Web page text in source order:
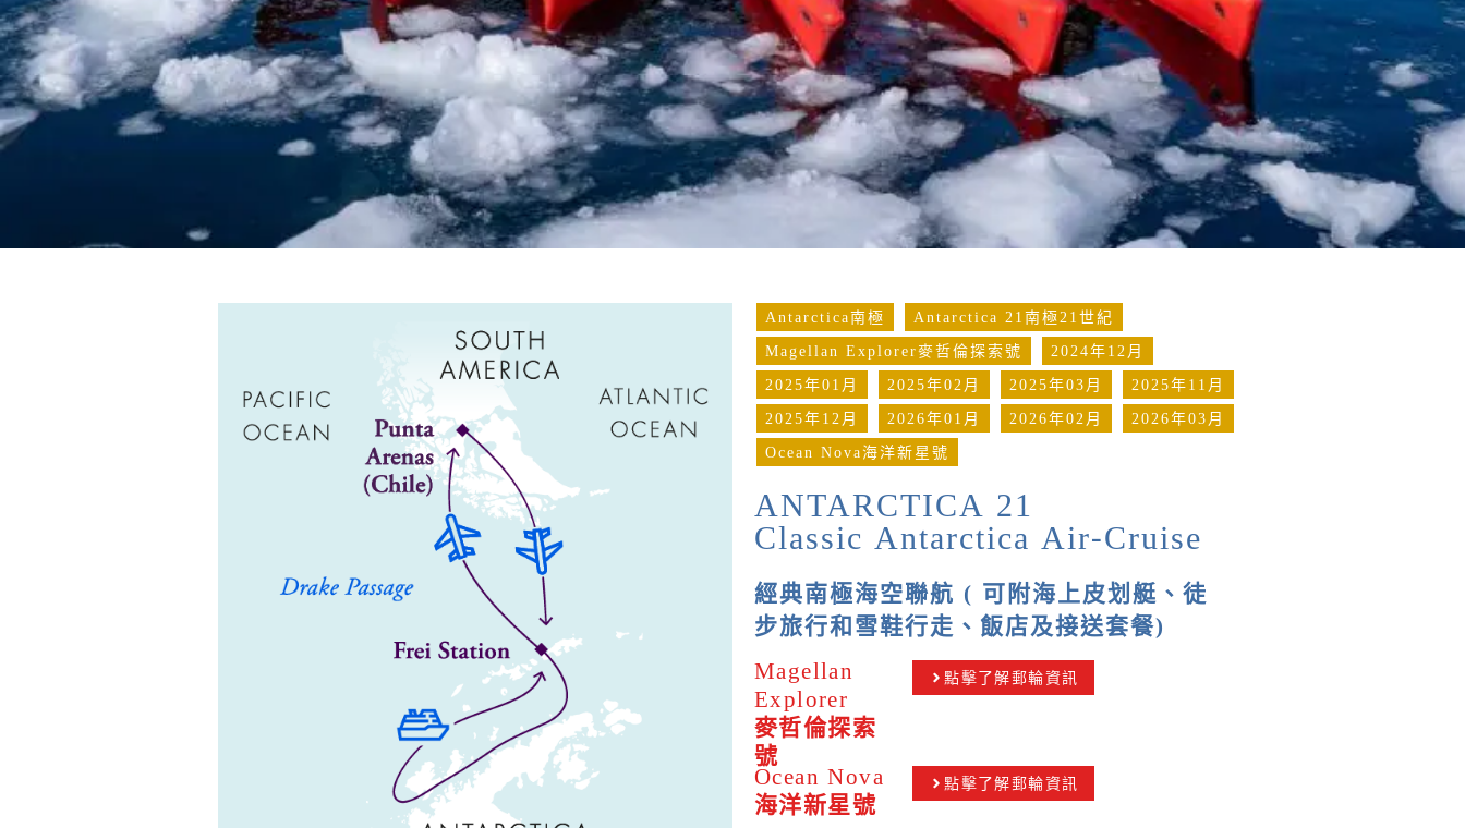
Antarctica南極
Antarctica 21南極21世紀
Magellan Explorer麥哲倫探索號
2024年12月
2025年01月
2025年02月 2025年03月
2025年11月
2025年12月
2026年01月 2026年02月
2026年03月
Ocean Nova海洋新星號
ANTARCTICA 21
Classic Antarctica Air-Cruise
經典南極海空聯航 ( 可附海上皮划艇、徒
步旅行和雪鞋行走、飯店及接送套餐)
Magellan
Explorer
麥哲倫探索
號
點擊了解郵輪資訊
Ocean Nova
海洋新星號
點擊了解郵輪資訊